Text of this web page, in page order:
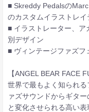
■ Skreddy Pedalsの
のカスタムイラストレイ
■ イラストレーター、ア
別デザイン
■ ヴィンテージファズフ
【ANGEL BEAR FACE
世界で最もよく知られ
ァズサウンドからギタ
と変化させられる高い